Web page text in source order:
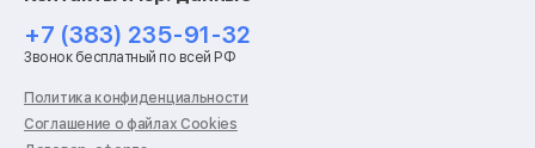
Ремонт холодильников
Ремонт стиральных машин
Ремонт пылесосов
Ремонт варочных панелей
Ремонт духовых шкафов
Ремонт кондиционеров
+7 (383) 235-91-32
Звонок бесплатный по всей РФ
Политика конфиденциальности
Соглашение о файлах Cookies